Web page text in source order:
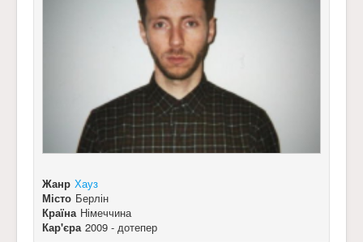
Жанр Хауз
Місто Берлін
Країна Німеччина
Кар'єра 2009 - дотепер